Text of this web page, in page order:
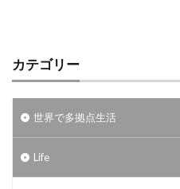
カテゴリー
世界で多拠点生活
Life